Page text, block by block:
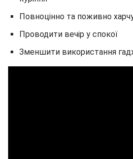
Повноцінно та поживно
Проводити вечір у спокої
Зменшити використання